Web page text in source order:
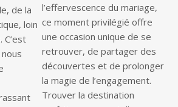
de la
loin
l’effervescence du mariage,
ce moment privilégié offre
une occasion unique de se
retrouver, de partager des
découvertes et de prolonger
la magie de l’engagement.
Trouver la destination